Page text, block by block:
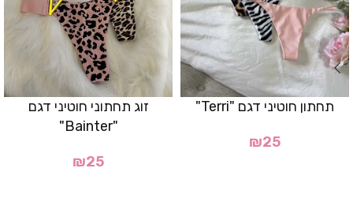
תחתון חוטיני דגם "Terri"
₪25
זוג תחתוני חוטיני דגם
"Bainter"
₪25